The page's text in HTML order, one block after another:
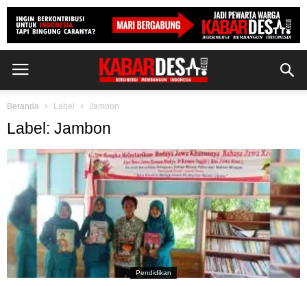
Beranda Label Jambon
Label: Jambon
Pendidikan